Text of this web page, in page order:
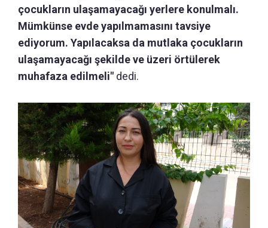
çocukların ulaşamayacağı yerlere konulmalı.
Mümkünse evde yapılmamasını tavsiye
ediyorum. Yapılacaksa da mutlaka çocukların
ulaşamayacağı şekilde ve üzeri örtülerek
muhafaza edilmeli" dedi.